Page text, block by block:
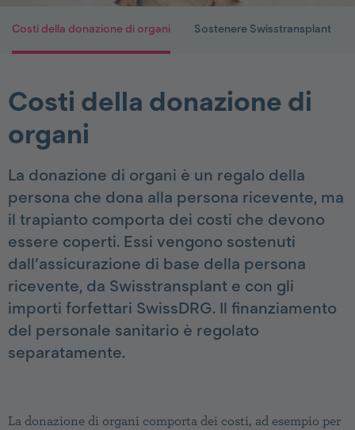
Costi della donazione di organi Sostenere Swisstransplant
Costi della donazione di
organi
La donazione di organi è un regalo della
persona che dona alla persona ricevente, ma
il trapianto comporta dei costi che devono
essere coperti. Essi vengono sostenuti
dall’assicurazione di base della persona
ricevente, da Swisstransplant e con gli
importi forfettari SwissDRG. Il finanziamento
del personale sanitario è regolato
separatamente.
La donazione di organi comporta dei costi, ad esempio per